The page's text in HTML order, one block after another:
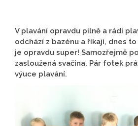
V plavání opravdu pilně a rádi
odchází z bazénu a říkají, dnes
je opravdu super! Samozřejmě
zasloužená svačina. Pár fotek
výuce plavání.